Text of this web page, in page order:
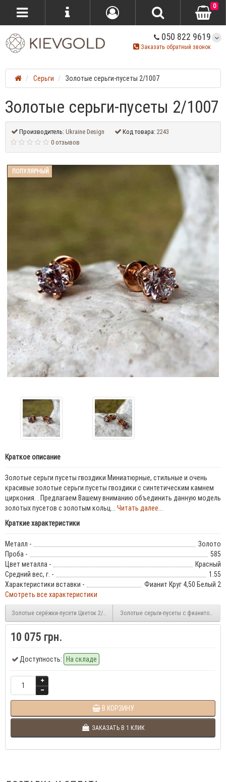
050 822 9619
Заказать обратный звонок
0
Серьги Золотые серьги-пусеты 2/1007
Золотые серьги-пусеты 2/1007
Производитель:Ukraine Design Код товара:2243
0 отзывов
ПОПУЛЯРНЫЙ
Краткое описание
Золотые серьги пусеты гвоздики Миниатюрные, стильные и очень
красивые золотые серьги пусеты гвоздики с синтетическим камнем
циркония. . Предлагаем Вашему вниманию объединить данную модель
золотых пусетов с золотым кольц... Читать далее...
Краткие характеристики
Металл -
Золото
Проба -
585
Цвет металла -
Красный
Средний вес, г. -
1.55
Характеристики вставки -
Фианит Круг 4,50 Белый 2
Смотреть все характеристики
Золотые серёжки-пусети Цветок 2/1201 Золотые серьги-пусеты с фианитом 2/
10 075 грн.
Доступность: На складе
В КОРЗИНУ
ЗАКАЗАТЬ В 1 КЛИК